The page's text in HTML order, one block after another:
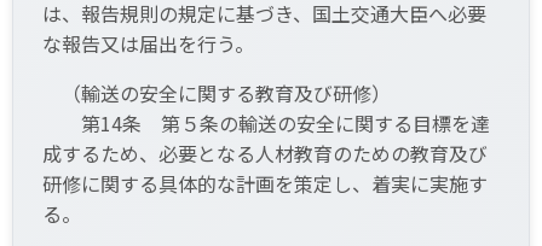
は、報告規則の規定に基づき、国土交通大臣へ必要
な報告又は届出を行う。
（輸送の安全に関する教育及び研修）
第14条 第５条の輸送の安全に関する目標を達
成するため、必要となる人材教育のための教育及び
研修に関する具体的な計画を策定し、着実に実施す
る。